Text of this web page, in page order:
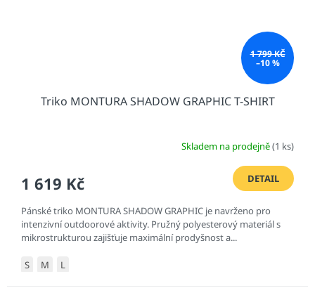
1 799 KČ
–10 %
Triko MONTURA SHADOW GRAPHIC T-SHIRT
Skladem na prodejně(1 ks)
1 619 Kč DETAIL
Pánské triko MONTURA SHADOW GRAPHIC je navrženo pro
intenzivní outdoorové aktivity. Pružný polyesterový materiál s
mikrostrukturou zajišťuje maximální prodyšnost a...
S M L